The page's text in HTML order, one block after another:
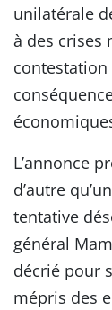
unilatérale
à des crises
contestation
L’annonce
d’autre
tentative
général
décrié pour
mépris des